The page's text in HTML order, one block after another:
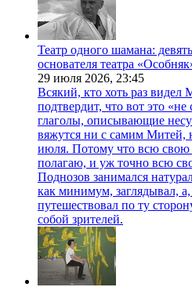
Театр одного шамана:
основателя театра
29 июля 2026, 23:45
Всякий, кто хоть раз
подтвердит, что вот это «не
глаголы, описывающие
вяжутся ни с самим Митей,
июля. Потому что всю свою
полагаю, и уж точно всю
Поднозов занимался
как минимум, заглядывал,
путешествовал по ту
собой зрителей.